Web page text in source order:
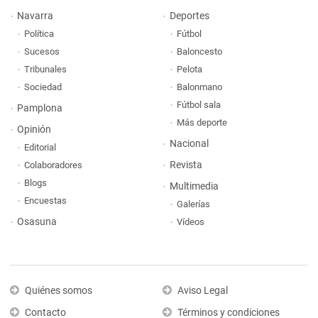
Navarra
Política
Sucesos
Tribunales
Sociedad
Pamplona
Opinión
Editorial
Colaboradores
Blogs
Encuestas
Osasuna
Deportes
Fútbol
Baloncesto
Pelota
Balonmano
Fútbol sala
Más deporte
Nacional
Revista
Multimedia
Galerías
Vídeos
Quiénes somos
Contacto
Aviso Legal
Términos y condiciones